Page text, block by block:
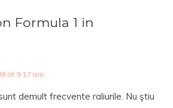
Formula 1 in
at 9:17 am
demult frecvente raliurile. Nu ştiu